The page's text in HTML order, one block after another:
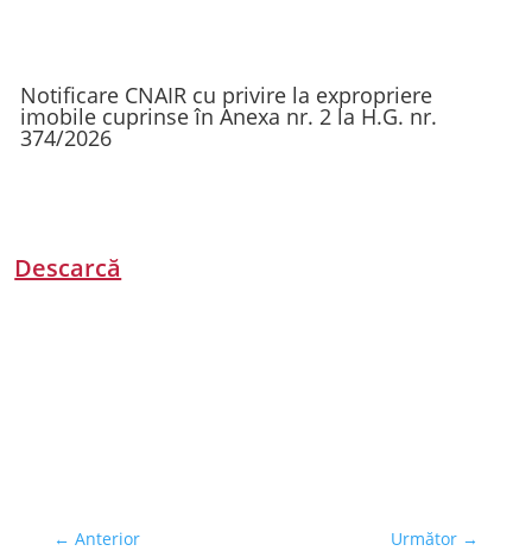
Notificare CNAIR cu privire la expropriere
imobile cuprinse în Anexa nr. 2 la H.G. nr.
374/2026
Descarcă
← Anterior Următor →